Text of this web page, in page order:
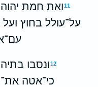
11ואת חמת
על־עולל בחוץ ועל
12ונסבו
כי־אטה